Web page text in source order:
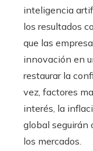
inteligencia
los resultados
que las
innovación en
restaurar la
vez, factores
interés, la
global seguirán
los mercados.